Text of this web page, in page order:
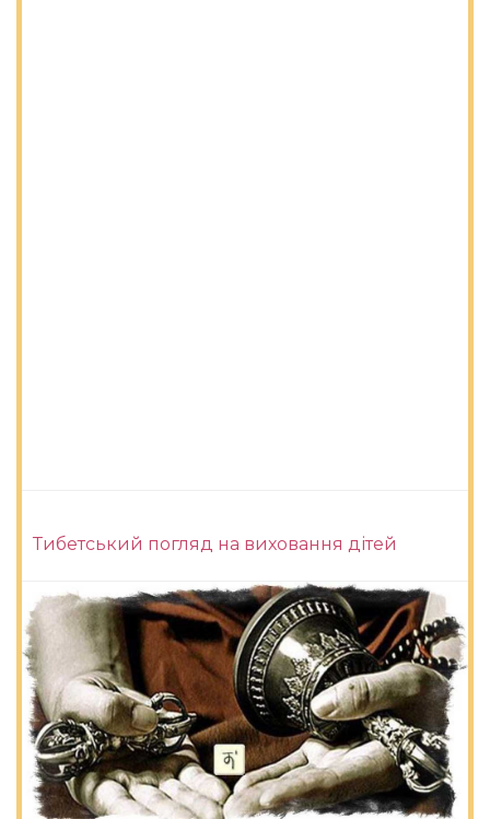
Тибетський погляд на виховання дітей